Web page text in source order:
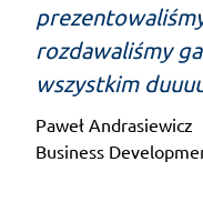
rozdawaliśmy
wszystkim
Paweł Andrasiewicz
Business